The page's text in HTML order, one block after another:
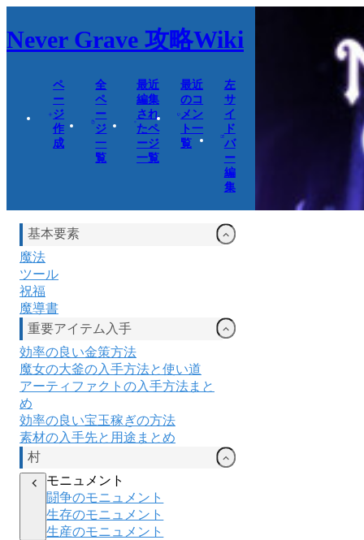
Never Grave 攻略Wiki
ペ
ー
ジ
作
成
全
ペ
ー
ジ
一
覧
最近
編集
され
たペ
ージ
一覧
最近
のコ
メン
ト一
覧
左
サ
イ
ド
バ
ー
編
集
基本要素
魔法
ツール
祝福
魔導書
重要アイテム入手
効率の良い金策方法
魔女の大釜の入手方法と使い道
アーティファクトの入手方法まと
め
効率の良い宝玉稼ぎの方法
素材の入手先と用途まとめ
村
モニュメント
闘争のモニュメント
生存のモニュメント
生産のモニュメント